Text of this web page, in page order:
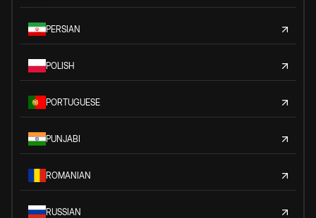
PERSIAN
POLISH
PORTUGUESE
PUNJABI
ROMANIAN
RUSSIAN